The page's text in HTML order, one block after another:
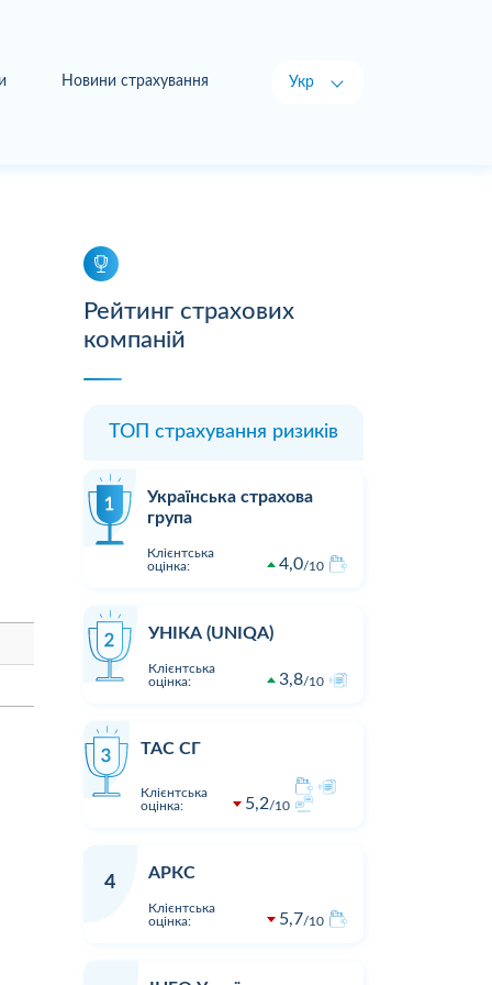
Новини страхування Укр
Рейтинг страхових
компаній
ТОП страхування ризиків
Українська страхова
група
Клієнтська
оцінка:
4,0 10
УНІКА (UNIQA)
Клієнтська
оцінка:
3,8 10
ТАС СГ
Клієнтська
оцінка:
5,2 10
4
АРКС
Клієнтська
оцінка:
5,7 10